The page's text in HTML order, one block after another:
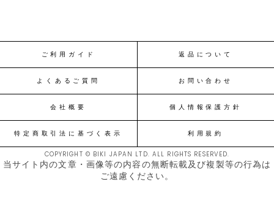
ご利用ガイド 返品について
よくあるご質問 お問い合わせ
会社概要 個人情報保護方針
特定商取引法に基づく表示 利用規約
COPYRIGHT © BIKI JAPAN LTD. ALL RIGHTS RESERVED.
当サイト内の文章・画像等の内容の無断転載及び複製等の行為は
ご遠慮ください。